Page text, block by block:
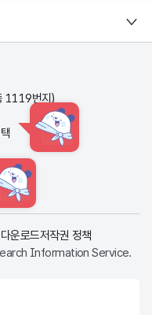
1119번지)
HINT
HINT
운로드저작권 정책
Information Service.